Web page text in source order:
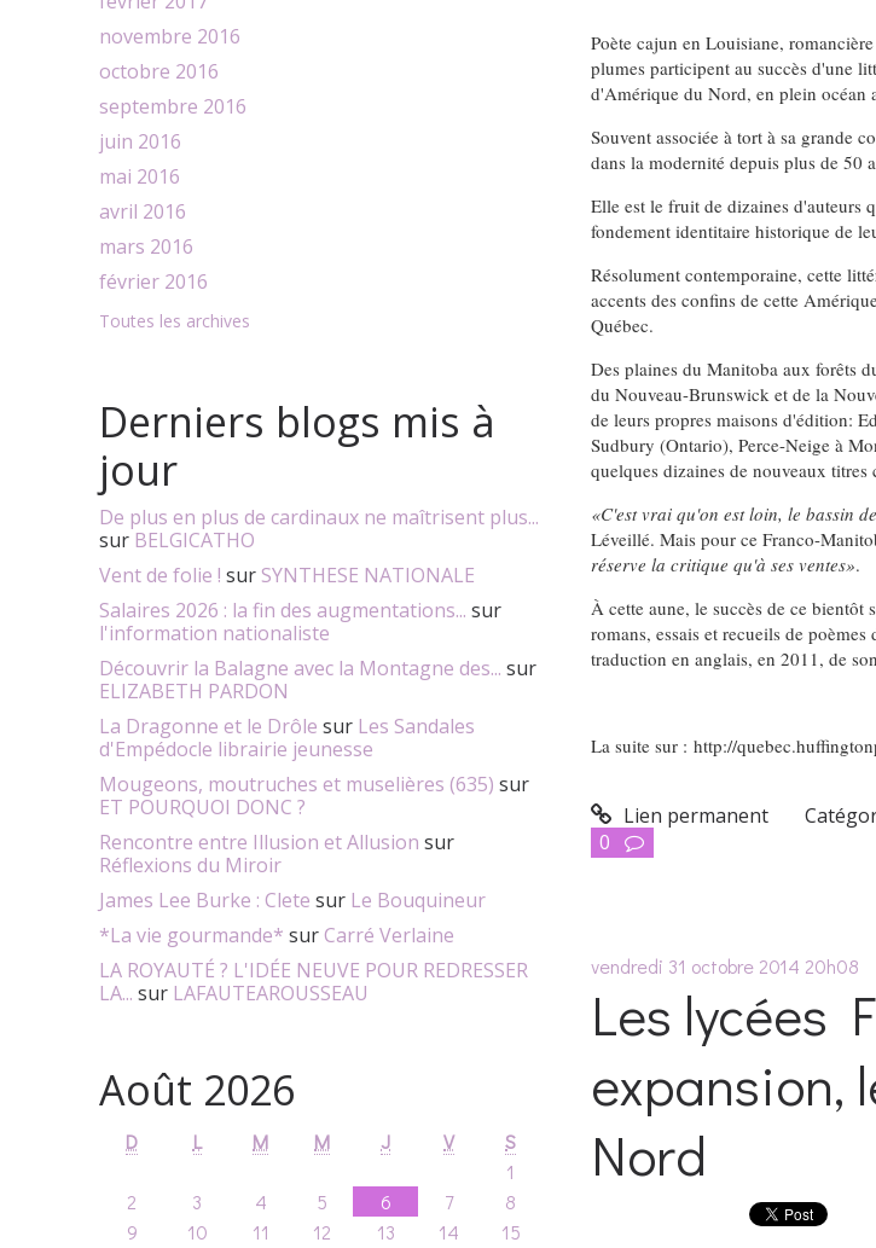
novembre 2016
octobre 2016
septembre 2016
juin 2016
mai 2016
avril 2016
mars 2016
février 2016
Toutes les archives
Derniers blogs mis à
jour
De plus en plus de cardinaux ne maîtrisent plus...
sur BELGICATHO
Vent de folie ! sur SYNTHESE NATIONALE
Salaires 2026 : la fin des augmentations... sur
l'information nationaliste
Découvrir la Balagne avec la Montagne des... sur
ELIZABETH PARDON
La Dragonne et le Drôle sur Les Sandales
d'Empédocle librairie jeunesse
Mougeons, moutruches et muselières (635) sur
ET POURQUOI DONC ?
Rencontre entre Illusion et Allusion sur
Réflexions du Miroir
James Lee Burke : Clete sur Le Bouquineur
*La vie gourmande* sur Carré Verlaine
LA ROYAUTÉ ? L'IDÉE NEUVE POUR REDRESSER
LA... sur LAFAUTEAROUSSEAU
Août 2026
D L M M J V
S
1
2
3 4 5 6 7
8
9
10 11 12 13 14
15
Poète cajun en Louisiane,
plumes participent au succès d'une
d'Amérique du Nord, en plein océan
Souvent associée à tort à sa grande
dans la modernité depuis plus de 50
Elle est le fruit de dizaines d'auteurs
fondement identitaire historique de
Résolument contemporaine, cette
accents des confins de cette
Québec.
Des plaines du Manitoba aux forêts
du Nouveau-Brunswick et de la
de leurs propres maisons d'édition:
Sudbury (Ontario), Perce-Neige à
quelques dizaines de nouveaux
«C'est vrai qu'on est loin, le bassin
Léveillé. Mais pour ce Franco-
réserve la critique qu'à ses ventes».
À cette aune, le succès de ce
romans, essais et recueils de
traduction en anglais, en 2011, de
La suite sur : http://
Lien permanent
0
vendredi 31 octobre 2014 20h08
Les lycées
expansion,
Nord